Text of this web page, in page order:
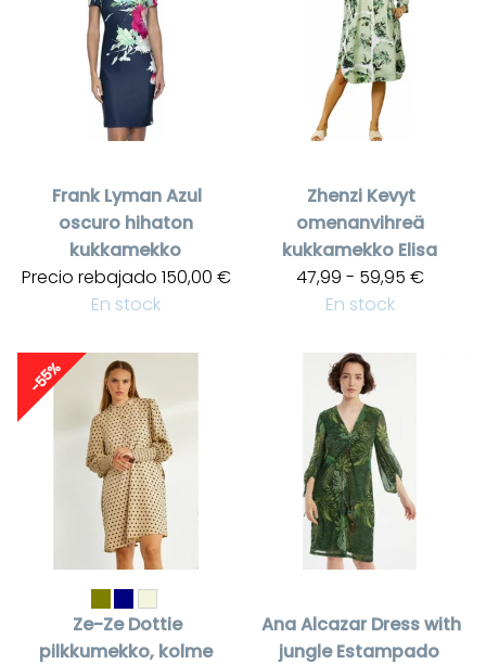
Frank LymanAzul
oscuro hihaton
kukkamekko
Precio rebajado 150,00 €
En stock
Zhenzi Kevyt
omenanvihreä
kukkamekko Elisa
47,99 - 59,95 €
En stock
-55%
Ze-Ze Dottie
pilkkumekko, kolme
Ana Alcazar Dress with
jungle Estampado